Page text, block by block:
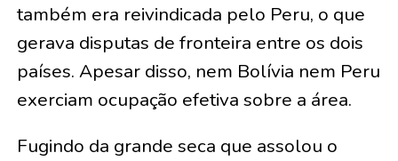
também era reivindicada pelo Peru, o que
gerava disputas de fronteira entre os dois
países. Apesar disso, nem Bolívia nem Peru
exerciam ocupação efetiva sobre a área.
Fugindo da grande seca que assolou o